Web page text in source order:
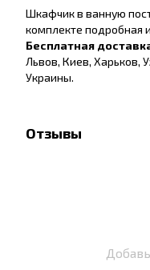
Шкафчик в ванную
комплекте подробная
Бесплатная
Львов, Киев, Харьков,
Украины.
Отзывы